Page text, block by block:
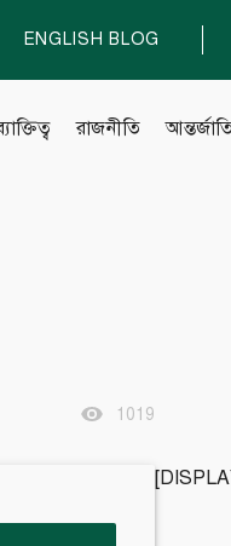
log
FAQ
ENGLISH BLOG
রাজনীতি
1019